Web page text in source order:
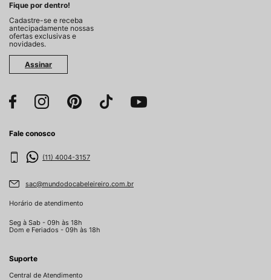
Fique por dentro!
Cadastre-se e receba
antecipadamente nossas
ofertas exclusivas e
novidades.
Assinar
Fale conosco
(11) 4004-3157
sac@mundodocabeleireiro.com.br
Horário de atendimento
Seg à Sab - 09h às 18h
Dom e Feriados - 09h às 18h
Suporte
Central de Atendimento